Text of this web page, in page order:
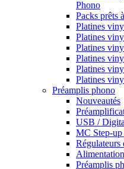
Phono
Packs prêts
Platines
Platines
Platines
Platines
Platines
Platines
Préamplis phono
Nouveautés
USB /
MC Step-up
Régulateurs
Préamplis